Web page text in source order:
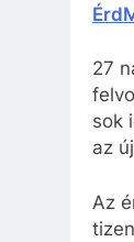
27
sok
az
Az